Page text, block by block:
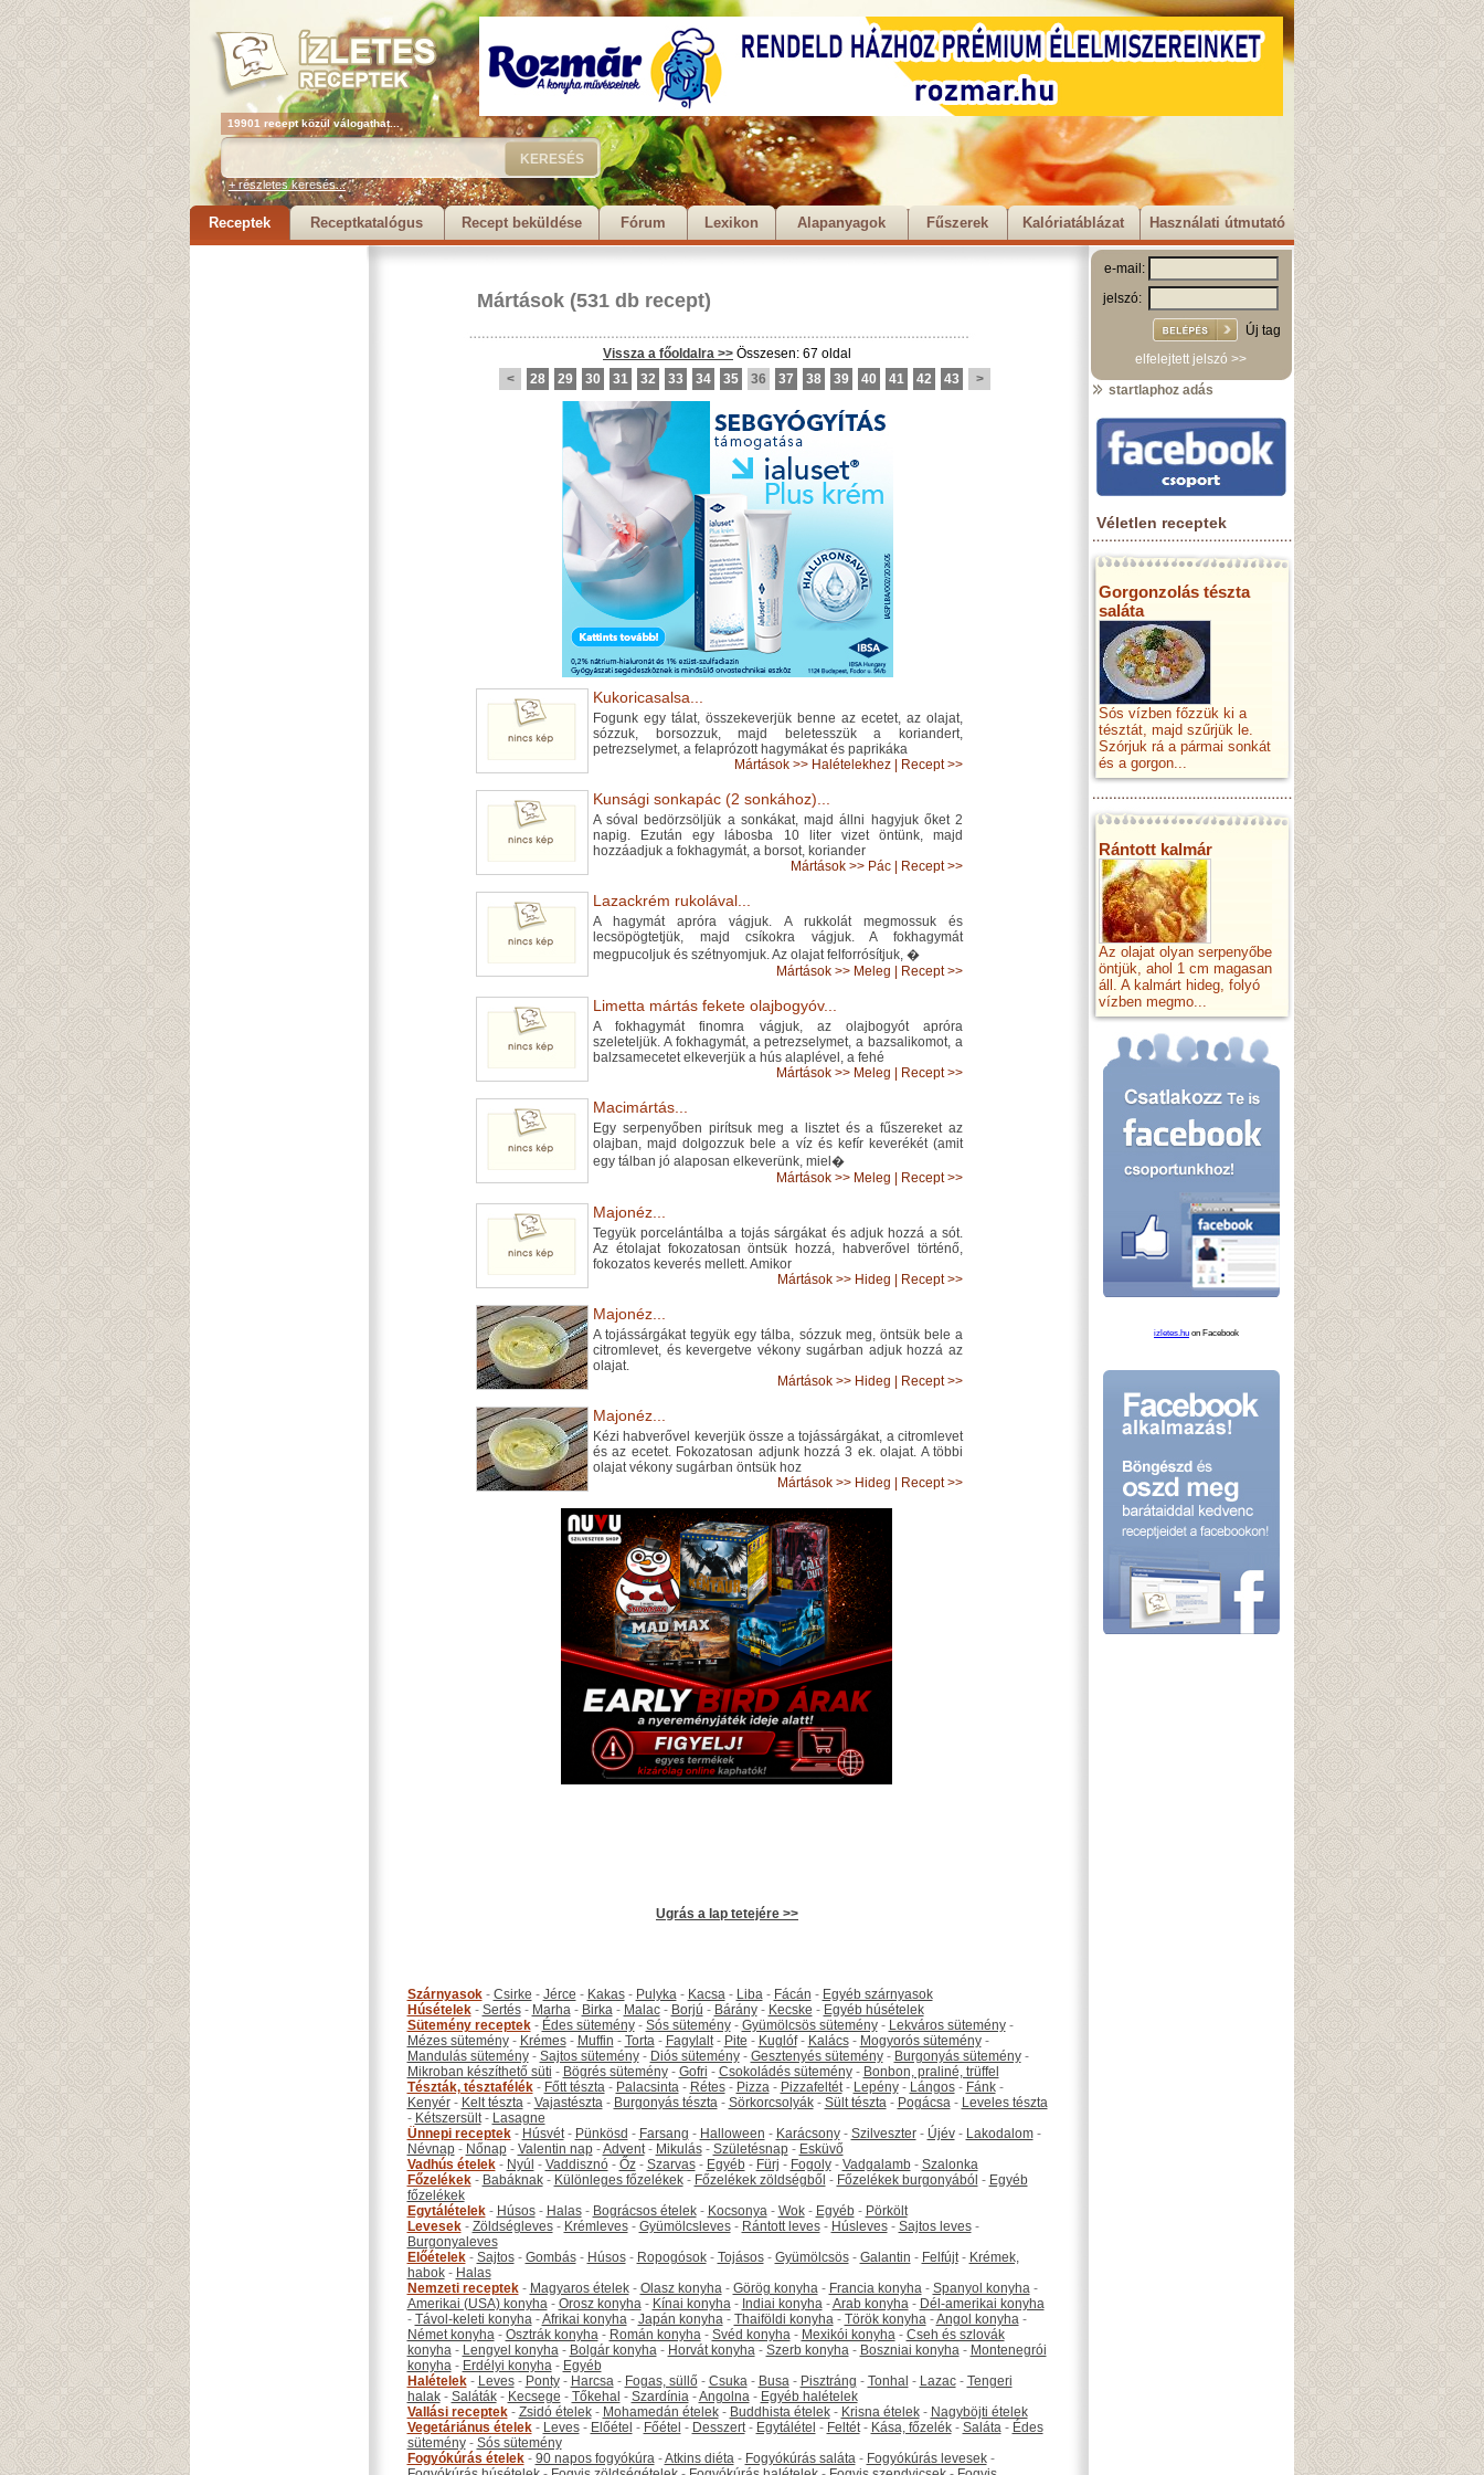
19901 recept közül válogathat...
+ részletes keresés...
Receptek Receptkatalógus Recept beküldése Fórum Lexikon Alapanyagok Fűszerek Kalóriatáblázat Használati útmutató
Mártások (531 db recept)
Vissza a főoldalra >> Összesen: 67 oldal
<
28 29 30 31 32 33 34 35 36 37 38 39 40 41 42 43 >
Kukoricasalsa...
Fogunk egy tálat, összekeverjük benne az ecetet, az olajat,
sózzuk, borsozzuk, majd beletesszük a koriandert,
petrezselymet, a felaprózott hagymákat és paprikáka
Mártások >> Halételekhez Recept >>
Kunsági sonkapác (2 sonkához)...
A sóval bedörzsöljük a sonkákat, majd állni hagyjuk őket 2
napig. Ezután egy lábosba 10 liter vizet öntünk, majd
hozzáadjuk a fokhagymát, a borsot, koriander
Mártások >> Pác Recept >>
Lazackrém rukolával...
A hagymát apróra vágjuk. A rukkolát megmossuk és
lecsöpögtetjük, majd csíkokra vágjuk. A fokhagymát
megpucoljuk és szétnyomjuk. Az olajat felforrósítjuk, �
Mártások >> Meleg Recept >>
Limetta mártás fekete olajbogyóv...
A fokhagymát finomra vágjuk, az olajbogyót apróra
szeleteljük. A fokhagymát, a petrezselymet, a bazsalikomot, a
balzsamecetet elkeverjük a hús alaplével, a fehé
Mártások >> Meleg Recept >>
Macimártás...
Egy serpenyőben pirítsuk meg a lisztet és a fűszereket az
olajban, majd dolgozzuk bele a víz és kefír keverékét (amit
egy tálban jó alaposan elkeverünk, miel�
Mártások >> Meleg Recept >>
Majonéz...
Tegyük porcelántálba a tojás sárgákat és adjuk hozzá a sót.
Az étolajat fokozatosan öntsük hozzá, habverővel történő,
fokozatos keverés mellett. Amikor
Mártások >> Hideg Recept >>
Majonéz...
A tojássárgákat tegyük egy tálba, sózzuk meg, öntsük bele a
citromlevet, és kevergetve vékony sugárban adjuk hozzá az
olajat.
Mártások >> Hideg Recept >>
Majonéz...
Kézi habverővel keverjük össze a tojássárgákat, a citromlevet
és az ecetet. Fokozatosan adjunk hozzá 3 ek. olajat. A többi
olajat vékony sugárban öntsük hoz
Mártások >> Hideg Recept >>
Ugrás a lap tetejére >>
Szárnyasok- Csirke - Jérce - Kakas- Pulyka- Kacsa- Liba- Fácán - Egyéb szárnyasok
Húsételek- Sertés- Marha- Birka- Malac- Borjú - Bárány- Kecske - Egyéb húsételek
Sütemény receptek- Édes sütemény- Sós sütemény- Gyümölcsös sütemény- Lekváros sütemény-
Mézes sütemény- Krémes- Muffin - Torta- Fagylalt- Pite - Kuglóf- Kalács- Mogyorós sütemény-
Mandulás sütemény- Sajtos sütemény- Diós sütemény- Gesztenyés sütemény- Burgonyás sütemény-
Mikroban készíthető süti - Bögrés sütemény- Gofri - Csokoládés sütemény- Bonbon, praliné, trüffel
Tészták, tésztafélék- Főtt tészta- Palacsinta- Rétes- Pizza- Pizzafeltét- Lepény- Lángos- Fánk-
Kenyér- Kelt tészta- Vajastészta- Burgonyás tészta- Sörkorcsolyák- Sült tészta- Pogácsa- Leveles tészta
- Kétszersült- Lasagne
Ünnepi receptek- Húsvét- Pünkösd - Farsang - Halloween - Karácsony- Szilveszter- Újév- Lakodalom-
Névnap- Nőnap- Valentin nap-Advent- Mikulás- Születésnap- Esküvő
Vadhús ételek- Nyúl - Vaddisznó- Őz- Szarvas- Egyéb- Fürj - Fogoly- Vadgalamb- Szalonka
Főzelékek- Babáknak- Különleges főzelékek- Főzelékek zöldségből - Főzelékek burgonyából - Egyéb
főzelékek
Egytálételek- Húsos- Halas- Bográcsos ételek- Kocsonya- Wok- Egyéb- Pörkölt
Levesek- Zöldségleves- Krémleves- Gyümölcsleves- Rántott leves- Húsleves- Sajtos leves-
Burgonyaleves
Előételek- Sajtos- Gombás- Húsos- Ropogósok- Tojásos- Gyümölcsös- Galantin - Felfújt- Krémek,
habok- Halas
Nemzeti receptek- Magyaros ételek- Olasz konyha- Görög konyha- Francia konyha- Spanyol konyha-
Amerikai (USA) konyha- Orosz konyha- Kínai konyha- Indiai konyha-Arab konyha- Dél-amerikai konyha
- Távol-keleti konyha-Afrikai konyha- Japán konyha- Thaiföldi konyha- Török konyha-Angol konyha-
Német konyha- Osztrák konyha- Román konyha- Svéd konyha- Mexikói konyha- Cseh és szlovák
konyha- Lengyel konyha- Bolgár konyha- Horvát konyha- Szerb konyha- Boszniai konyha- Montenegrói
konyha- Erdélyi konyha- Egyéb
Halételek- Leves- Ponty- Harcsa- Fogas, süllő- Csuka- Busa- Pisztráng - Tonhal - Lazac- Tengeri
halak- Saláták- Kecsege - Tőkehal - Szardínia-Angolna- Egyéb halételek
Vallási receptek- Zsidó ételek- Mohamedán ételek- Buddhista ételek- Krisna ételek- Nagyböjti ételek
Vegetáriánus ételek- Leves- Előétel - Főétel - Desszert- Egytálétel - Feltét- Kása, főzelék- Saláta- Édes
sütemény- Sós sütemény
Fogyókúrás ételek- 90 napos fogyókúra-Atkins diéta- Fogyókúrás saláta- Fogyókúrás levesek-
e-mail:
jelszó:
Új tag
elfelejtett jelszó >>
startlaphoz adás
Véletlen receptek
Gorgonzolás tészta
saláta
Sós vízben főzzük ki a
tésztát, majd szűrjük le.
Szórjuk rá a pármai sonkát
és a gorgon...
Rántott kalmár
Az olajat olyan serpenyőbe
öntjük, ahol 1 cm magasan
áll. A kalmárt hideg, folyó
vízben megmo...
izletes.hu on Facebook